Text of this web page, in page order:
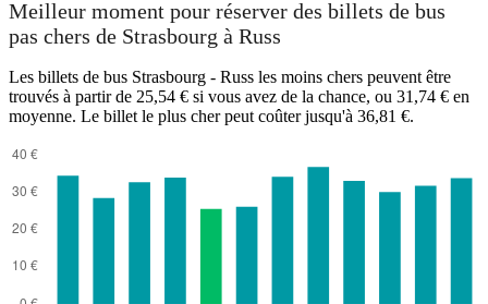
Meilleur moment pour réserver des billets de bus
pas chers de Strasbourg à Russ
Les billets de bus Strasbourg - Russ les moins chers peuvent être
trouvés à partir de 25,54 € si vous avez de la chance, ou 31,74 € en
moyenne. Le billet le plus cher peut coûter jusqu'à 36,81 €.